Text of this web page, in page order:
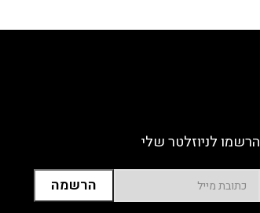
הרשמו לניוזלטר שלי